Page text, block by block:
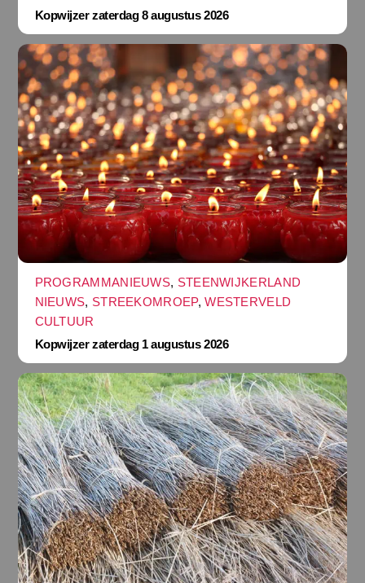
Kopwijzer zaterdag 8 augustus 2026
PROGRAMMANIEUWS, STEENWIJKERLAND
NIEUWS, STREEKOMROEP,WESTERVELD
CULTUUR
Kopwijzer zaterdag 1 augustus 2026